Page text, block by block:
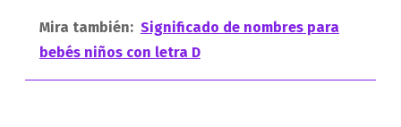
Mira también: Significado de nombres para
bebés niños con letra D